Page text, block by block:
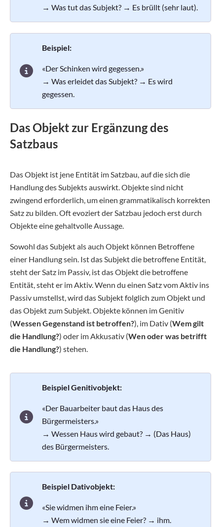
→ Was tut das Subjekt? → Es brüllt (sehr laut).
Beispiel:
«Der Schinken wird gegessen.»
→ Was erleidet das Subjekt? → Es wird
gegessen.
Das Objekt zur Ergänzung des
Satzbaus
Das Objekt ist jene Entität im Satzbau, auf die sich die
Handlung des Subjekts auswirkt. Objekte sind nicht
zwingend erforderlich, um einen grammatikalisch korrekten
Satz zu bilden. Oft evoziert der Satzbau jedoch erst durch
Objekte eine gehaltvolle Aussage.
Sowohl das Subjekt als auch Objekt können Betroffene
einer Handlung sein. Ist das Subjekt die betroffene Entität,
steht der Satz im Passiv, ist das Objekt die betroffene
Entität, steht er im Aktiv. Wenn du einen Satz vom Aktiv ins
Passiv umstellst, wird das Subjekt folglich zum Objekt und
das Objekt zum Subjekt. Objekte können im Genitiv
(Wessen Gegenstand ist betroffen?), im Dativ (Wem gilt
die Handlung?) oder im Akkusativ (Wen oder was betrifft
die Handlung?) stehen.
Beispiel Genitivobjekt:
«Der Bauarbeiter baut das Haus des
Bürgermeisters.»
→ Wessen Haus wird gebaut? → (Das Haus)
des Bürgermeisters.
Beispiel Dativobjekt:
«Sie widmen ihm eine Feier.»
→ Wem widmen sie eine Feier? → ihm.